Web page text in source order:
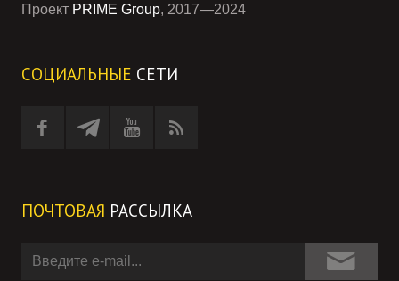
Проект PRIME Group, 2017—2024
СОЦИАЛЬНЫЕ СЕТИ
ПОЧТОВАЯ РАССЫЛКА